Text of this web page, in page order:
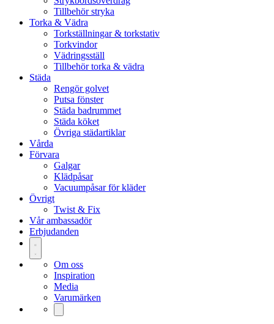
Tillbehör stryka
Torka & Vädra
Torkställningar & torkstativ
Torkvindor
Vädringsställ
Tillbehör torka & vädra
Städa
Rengör golvet
Putsa fönster
Städa badrummet
Städa köket
Övriga städartiklar
Vårda
Förvara
Galgar
Klädpåsar
Vacuumpåsar för kläder
Övrigt
Twist & Fix
Vår ambassadör
Erbjudanden
Om oss
Inspiration
Media
Varumärken